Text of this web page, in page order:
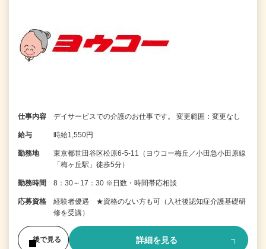
仕事内容 デイサービスでの介護のお仕事です。 変更範囲：変更なし
給与 時給1,550円
勤務地
東京都世田谷区松原6-5-11（ヨウコー梅丘／小田急小田原線
「梅ヶ丘駅」徒歩5分）
勤務時間 8：30～17：30 ※日数・時間帯応相談
応募資格
経験者優遇 ★資格のない方も可（入社後認知症介護基礎研
修を受講）
後で見る 詳細を見る